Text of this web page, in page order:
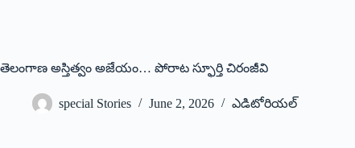
తెలంగాణ అస్తిత్వం అజేయం… పోరాట స్ఫూర్తి చిరంజీవి
special Stories June 2, 2026 ఎడిటోరియల్